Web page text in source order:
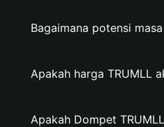
Bagaimana potensi
Apakah harga TRUMLL
Apakah Dompet